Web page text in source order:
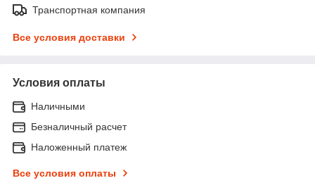
Транспортная компания
Все условия доставки
Условия оплаты
Наличными
Безналичный расчет
Наложенный платеж
Все условия оплаты